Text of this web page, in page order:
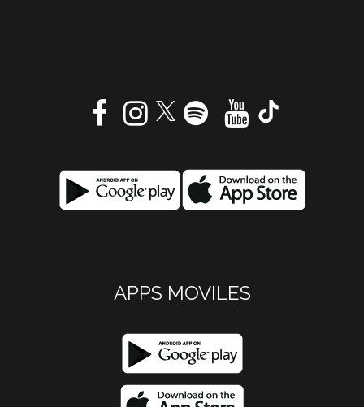
APPS MOVILES